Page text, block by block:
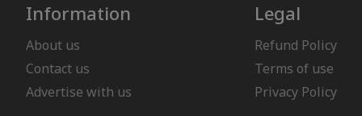
Information
About us
Contact us
Advertise with us
Legal
Refund Policy
Terms of use
Privacy Policy